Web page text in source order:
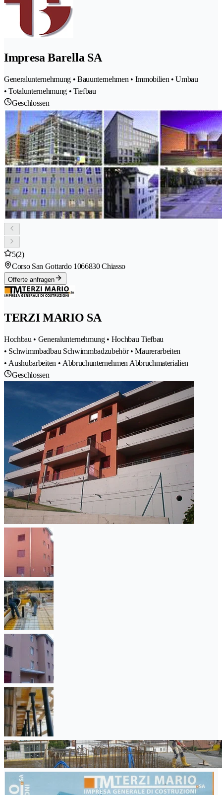
Impresa Barella SA
Generalunternehmung • Bauunternehmen • Immobilien • Umbau
• Totalunternehmung • Tiefbau
Geschlossen
5(2)
Corso San Gottardo 1066830 Chiasso
Offerte anfragen
TERZI MARIO SA
Hochbau • Generalunternehmung • Hochbau Tiefbau
• Schwimmbadbau Schwimmbadzubehör • Maurerarbeiten
• Aushubarbeiten • Abbruchunternehmen Abbruchmaterialien
Geschlossen